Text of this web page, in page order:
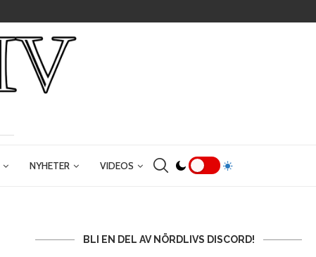
NYHETER VIDEOS
BLI EN DEL AV NÖRDLIVS DISCORD!